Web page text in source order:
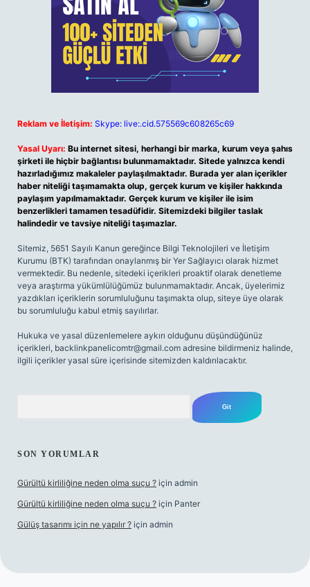
Reklam ve İletişim: Skype: live:.cid.575569c608265c69
Yasal Uyarı: Bu internet sitesi, herhangi bir marka, kurum veya şahıs
şirketi ile hiçbir bağlantısı bulunmamaktadır. Sitede yalnızca kendi
hazırladığımız makaleler paylaşılmaktadır. Burada yer alan içerikler
haber niteliği taşımamakta olup, gerçek kurum ve kişiler hakkında
paylaşım yapılmamaktadır. Gerçek kurum ve kişiler ile isim
benzerlikleri tamamen tesadüfidir. Sitemizdeki bilgiler taslak
halindedir ve tavsiye niteliği taşımazlar.
Sitemiz, 5651 Sayılı Kanun gereğince Bilgi Teknolojileri ve İletişim
Kurumu (BTK) tarafından onaylanmış bir Yer Sağlayıcı olarak hizmet
vermektedir. Bu nedenle, sitedeki içerikleri proaktif olarak denetleme
veya araştırma yükümlülüğümüz bulunmamaktadır. Ancak, üyelerimiz
yazdıkları içeriklerin sorumluluğunu taşımakta olup, siteye üye olarak
bu sorumluluğu kabul etmiş sayılırlar.
Hukuka ve yasal düzenlemelere aykırı olduğunu düşündüğünüz
içerikleri, backlinkpanelicomtr@gmail.com adresine bildirmeniz halinde,
ilgili içerikler yasal süre içerisinde sitemizden kaldırılacaktır.
SON YORUMLAR
Gürültü kirliliğine neden olma suçu ? için admin
Gürültü kirliliğine neden olma suçu ? için Panter
Gülüş tasarımı için ne yapılır ? için admin